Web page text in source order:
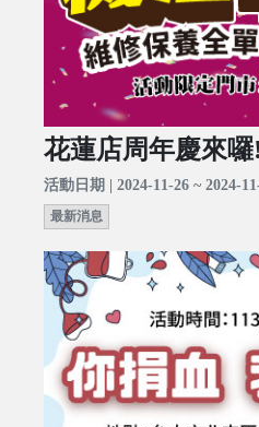
花蓮店周年慶來
活動日期 | 2024-11-26 ~ 2024-
最新消息